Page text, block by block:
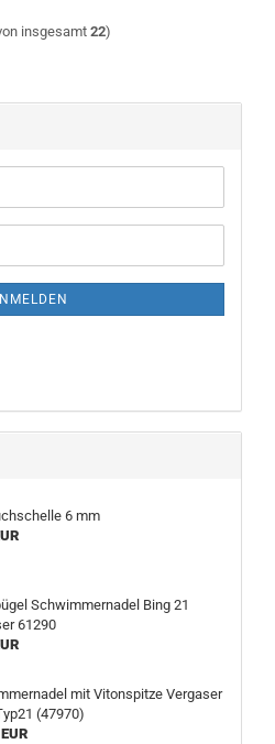
insgesamt22)
6 mm
Schwimmernadel Bing 21
61290
mit Vitonspitze Vergaser
(47970)